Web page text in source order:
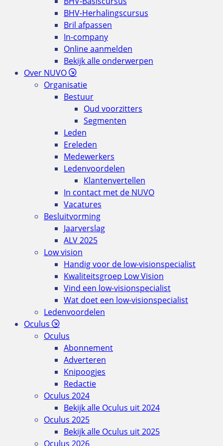
BHV-Herhalingscursus
Bril afpassen
In-company
Online aanmelden
Bekijk alle onderwerpen
Over NUVO
Organisatie
Bestuur
Oud voorzitters
Segmenten
Leden
Ereleden
Medewerkers
Ledenvoordelen
Klantenvertellen
In contact met de NUVO
Vacatures
Besluitvorming
Jaarverslag
ALV 2025
Low vision
Handig voor de low-visionspecialist
Kwaliteitsgroep Low Vision
Vind een low-visionspecialist
Wat doet een low-visionspecialist
Ledenvoordelen
Oculus
Oculus
Abonnement
Adverteren
Knipoogjes
Redactie
Oculus 2024
Bekijk alle Oculus uit 2024
Oculus 2025
Bekijk alle Oculus uit 2025
Oculus 2026